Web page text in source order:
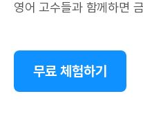
영어 고수들과 함께하면
무료 체험하기